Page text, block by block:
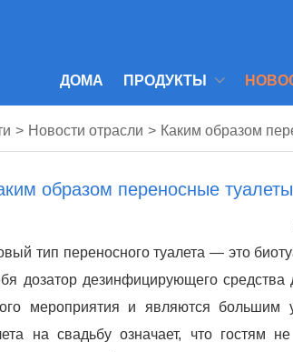
ДОМА ПРОДУКТЫ
> Новости отрасли > Каким образом
образом переносные
тип переносного туалета — это
дозатор дезинфицирующего
мероприятия и являются большим
на свадьбу означает, что гостям